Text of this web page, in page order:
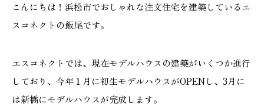
HOME
ホーム
CONCEPT
エスコネについて
こんにちは！浜松市でおしゃれな注文住宅を建築しているエ
スコネクトの飯尾です。
エスコネクトでは、現在モデルハウスの建築がいくつか進行
しており、今年１月に初生モデルハウスがOPENし、3月に
は新橋にモデルハウスが完成します。